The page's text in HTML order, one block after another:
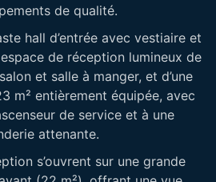
de qualité.
hall d’entrée avec vestiaire et
de réception lumineux de
et salle à manger, et d’une
m² entièrement équipée, avec
de service et à une
attenante.
s’ouvrent sur une grande